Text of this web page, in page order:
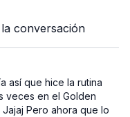
conversación
así que hice la rutina
veces en el Golden
Pero ahora que lo